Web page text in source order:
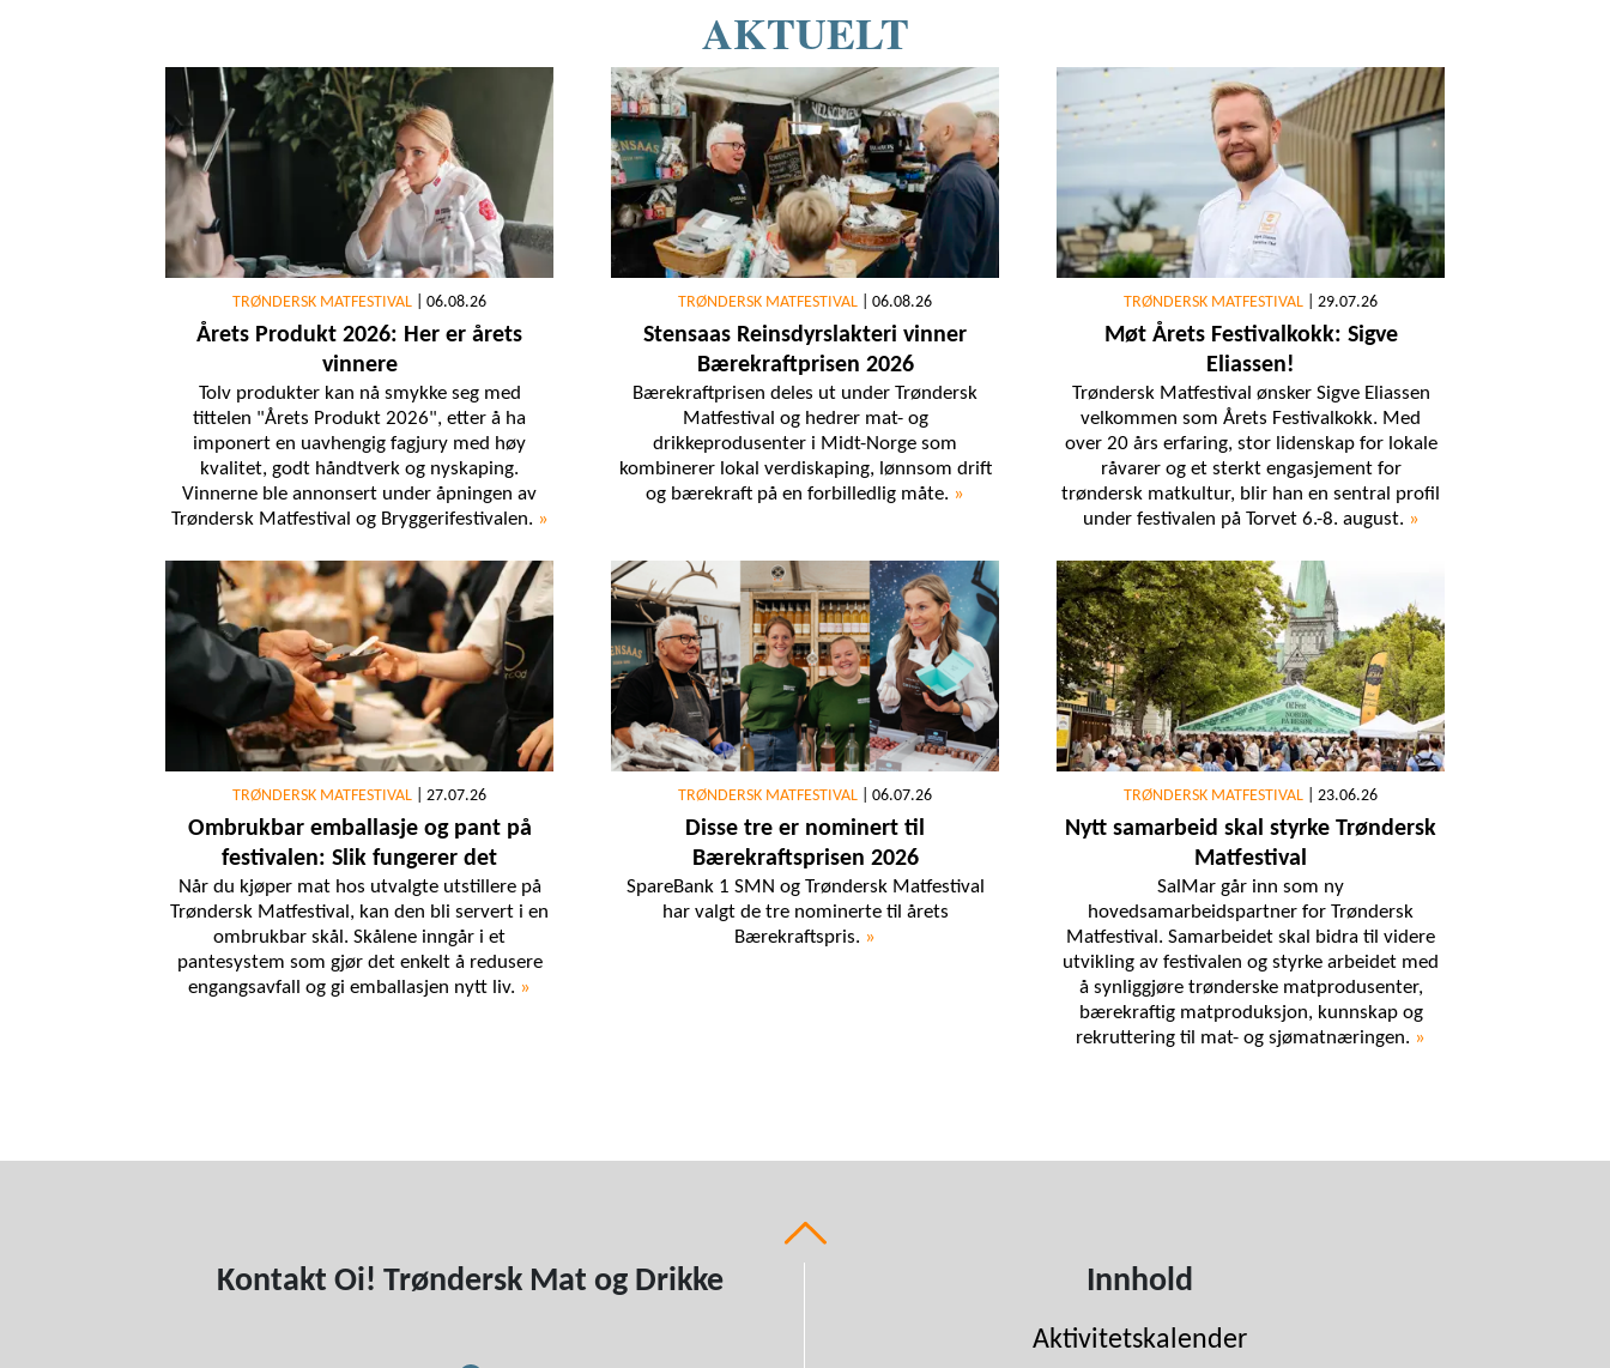
AKTUELT
TRØNDERSK MATFESTIVAL 06.08.26
Årets Produkt 2026: Her er årets
vinnere
Tolv produkter kan nå smykke seg med
tittelen "Årets Produkt 2026", etter å ha
imponert en uavhengig fagjury med høy
kvalitet, godt håndtverk og nyskaping.
Vinnerne ble annonsert under åpningen av
Trøndersk Matfestival og Bryggerifestivalen. »
TRØNDERSK MATFESTIVAL 06.08.26
Stensaas Reinsdyrslakteri vinner
Bærekraftprisen 2026
Bærekraftprisen deles ut under Trøndersk
Matfestival og hedrer mat- og
drikkeprodusenter i Midt-Norge som
kombinerer lokal verdiskaping, lønnsom drift
og bærekraft på en forbilledlig måte. »
TRØNDERSK MATFESTIVAL 29.07.26
Møt Årets Festivalkokk: Sigve
Eliassen!
Trøndersk Matfestival ønsker Sigve Eliassen
velkommen som Årets Festivalkokk. Med
over 20 års erfaring, stor lidenskap for lokale
råvarer og et sterkt engasjement for
trøndersk matkultur, blir han en sentral profil
under festivalen på Torvet 6.-8. august. »
TRØNDERSK MATFESTIVAL 27.07.26
Ombrukbar emballasje og pant på
festivalen: Slik fungerer det
Når du kjøper mat hos utvalgte utstillere på
Trøndersk Matfestival, kan den bli servert i en
ombrukbar skål. Skålene inngår i et
pantesystem som gjør det enkelt å redusere
engangsavfall og gi emballasjen nytt liv. »
TRØNDERSK MATFESTIVAL 06.07.26
Disse tre er nominert til
Bærekraftsprisen 2026
SpareBank 1 SMN og Trøndersk Matfestival
har valgt de tre nominerte til årets
Bærekraftspris. »
TRØNDERSK MATFESTIVAL 23.06.26
Nytt samarbeid skal styrke Trøndersk
Matfestival
SalMar går inn som ny
hovedsamarbeidspartner for Trøndersk
Matfestival. Samarbeidet skal bidra til videre
utvikling av festivalen og styrke arbeidet med
å synliggjøre trønderske matprodusenter,
bærekraftig matproduksjon, kunnskap og
rekruttering til mat- og sjømatnæringen. »
Kontakt Oi! Trøndersk Mat og Drikke Innhold
Aktivitetskalender